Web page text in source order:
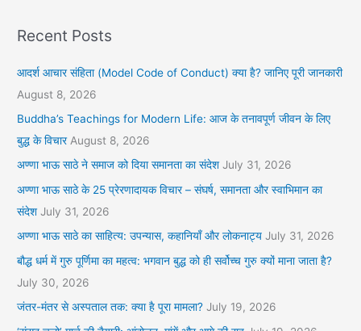
Recent Posts
आदर्श आचार संहिता (Model Code of Conduct) क्या है? जानिए पूरी जानकारी
August 8, 2026
Buddha’s Teachings for Modern Life: आज के तनावपूर्ण जीवन के लिए
बुद्ध के विचार August 8, 2026
अण्णा भाऊ साठे ने समाज को दिया समानता का संदेश July 31, 2026
अण्णा भाऊ साठे के 25 प्रेरणादायक विचार – संघर्ष, समानता और स्वाभिमान का
संदेश July 31, 2026
अण्णा भाऊ साठे का साहित्य: उपन्यास, कहानियाँ और लोकनाट्य July 31, 2026
बौद्ध धर्म में गुरु पूर्णिमा का महत्व: भगवान बुद्ध को ही सर्वोच्च गुरु क्यों माना जाता है?
July 30, 2026
जंतर-मंतर से अस्पताल तक: क्या है पूरा मामला? July 19, 2026